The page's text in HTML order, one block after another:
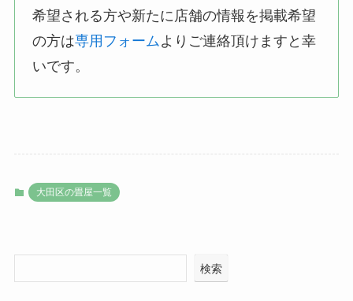
希望される方や新たに店舗の情報を掲載希望
の方は専用フォームよりご連絡頂けますと幸
いです。
大田区の畳屋一覧
検索